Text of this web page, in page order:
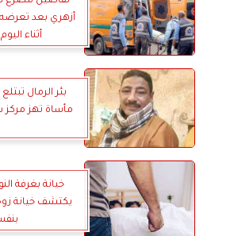
أزهري بعد
أثناء
بئر الرمال
مأساة تهز مركز
خيانة بغرفة
يكتشف خيانة